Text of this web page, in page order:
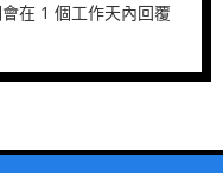
在 1 個工作天內回覆